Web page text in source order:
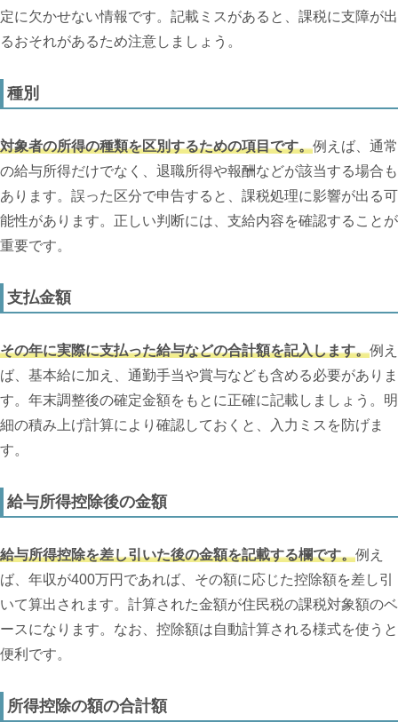
定に欠かせない情報です。記載ミスがあると、課税に支障が出
るおそれがあるため注意しましょう。
種別
対象者の所得の種類を区別するための項目です。例えば、通常
の給与所得だけでなく、退職所得や報酬などが該当する場合も
あります。誤った区分で申告すると、課税処理に影響が出る可
能性があります。正しい判断には、支給内容を確認することが
重要です。
支払金額
その年に実際に支払った給与などの合計額を記入します。例え
ば、基本給に加え、通勤手当や賞与なども含める必要がありま
す。年末調整後の確定金額をもとに正確に記載しましょう。明
細の積み上げ計算により確認しておくと、入力ミスを防げま
す。
給与所得控除後の金額
給与所得控除を差し引いた後の金額を記載する欄です。例え
ば、年収が400万円であれば、その額に応じた控除額を差し引
いて算出されます。計算された金額が住民税の課税対象額のベ
ースになります。なお、控除額は自動計算される様式を使うと
便利です。
所得控除の額の合計額